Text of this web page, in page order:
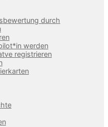
durch
werden
registrieren